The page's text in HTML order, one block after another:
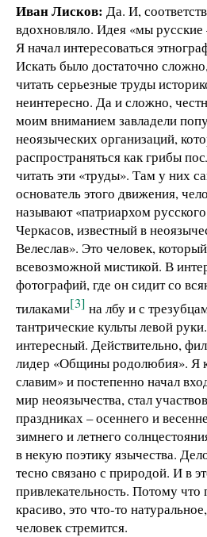
Иван Лисков: Да. И,
вдохновляло. Идея «мы русские
Я начал интересоваться
Искать было достаточно
читать серьезные труды
неинтересно. Да и сложно,
моим вниманием завладели
неоязыческих организаций,
распространяться как грибы
читать эти «труды». Там у них
основатель этого движения,
называют «патриархом
Черкасов, известный в
Велеслав». Это человек,
всевозможной мистикой. В
фотографий, где он сидит со
тилаками[3] на лбу и с
тантрические культы левой
интересный. Действительно,
лидер «Общины родолюбия». Я
славим» и постепенно начал
мир неоязычества, стал
праздниках – осеннего и
зимнего и летнего
в некую поэтику язычества.
тесно связано с природой. И в
привлекательность. Потому что
красиво, это что-то
человек стремится.